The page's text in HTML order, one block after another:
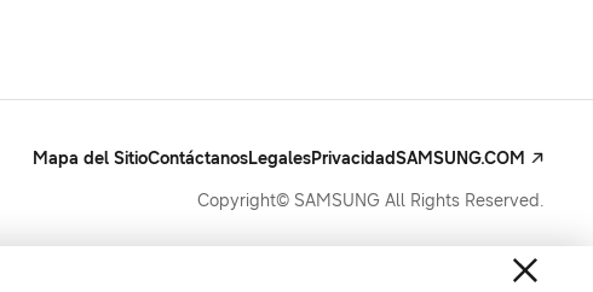
Mapa del SitioContáctanosLegalesPrivacidadSAMSUNG.COM
Copyright© SAMSUNG All Rights Reserved.